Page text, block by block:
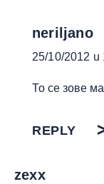
neriljano
25/10/2012 u
То се зове
REPLY
zexx